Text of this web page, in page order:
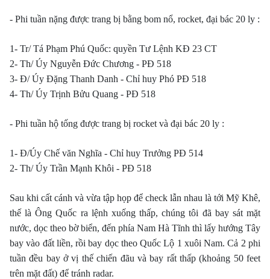
- Phi tuần nặng được trang bị bằng bom nổ, rocket, đại bác 20 ly :
1- Tr/ Tá Phạm Phú Quốc: quyền Tư Lệnh KĐ 23 CT
2- Th/ Úy Nguyễn Đức Chương - PĐ 518
3- Đ/ Úy Đặng Thanh Danh - Chỉ huy Phó PĐ 518
4- Th/ Úy Trịnh Bửu Quang - PĐ 518
- Phi tuần hộ tống được trang bị rocket và đại bác 20 ly :
1- Đ/Úy Chế văn Nghĩa - Chỉ huy Trưởng PĐ 514
2- Th/ Úy Trần Mạnh Khôi - PĐ 518
Sau khi cất cánh và vừa tập họp để check lẫn nhau là tới Mỹ Khê,
thế là Ông Quốc ra lệnh xuống thấp, chúng tôi đã bay sát mặt
nước, dọc theo bờ biển, đến phía Nam Hà Tĩnh thì lấy hướng Tây
bay vào đất liền, rồi bay dọc theo Quốc Lộ 1 xuôi Nam. Cả 2 phi
tuần đều bay ở vị thế chiến đãu và bay rất thấp (khoảng 50 feet
trên mặt đất) để tránh radar.